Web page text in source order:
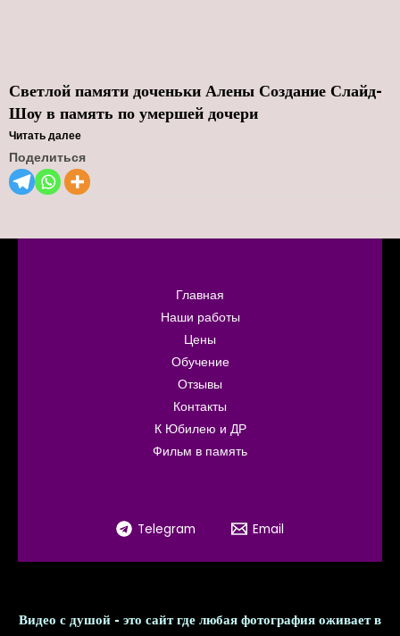
Светлой памяти доченьки Алены Создание Слайд-
Шоу в память по умершей дочери
Читать далее
Поделиться
Главная
Наши работы
Цены
Обучение
Отзывы
Контакты
К Юбилею и ДР
Фильм в память
Telegram Email
Видео с душой - это сайт где любая фотография оживает в